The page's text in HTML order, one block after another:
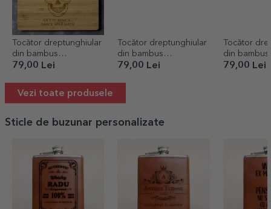
Tocător dreptunghiular
din bambus
personalizat cu text -
79,00 Lei
Tocător dreptunghiular
din bambus
personalizat cu text -
79,00 Lei
Tocător
din bambus
79,00 Lei
Vezi toate produsele
Sticle de buzunar personalizate